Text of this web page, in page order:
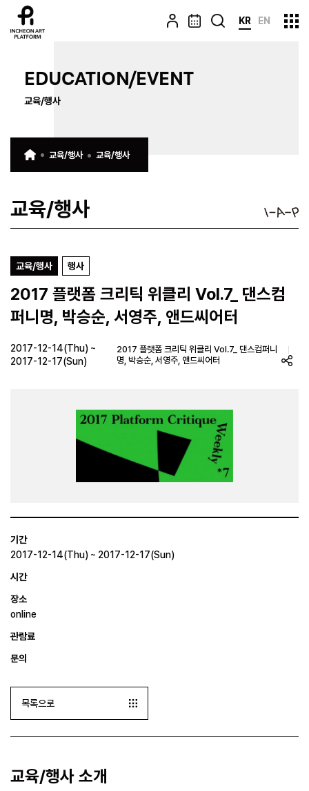
KR EN
EDUCATION/EVENT
교육/행사
교육/행사 교육/행사
교육/행사
교육/행사 행사
2017 플랫폼 크리틱 위클리 Vol.7_ 댄스컴
퍼니명, 박승순, 서영주, 앤드씨어터
2017-12-14(Thu) ~
2017-12-17(Sun)
2017 플랫폼 크리틱 위클리 Vol.7_ 댄스컴퍼니
명, 박승순, 서영주, 앤드씨어터
기간
2017-12-14(Thu) ~ 2017-12-17(Sun)
시간
장소
online
관람료
문의
목록으로
교육/행사 소개